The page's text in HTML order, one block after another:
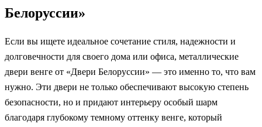
Белоруссии»
Если вы ищете идеальное сочетание стиля, надежности и
долговечности для своего дома или офиса, металлические
двери венге от «Двери Белоруссии» — это именно то, что вам
нужно. Эти двери не только обеспечивают высокую степень
безопасности, но и придают интерьеру особый шарм
благодаря глубокому темному оттенку венге, который